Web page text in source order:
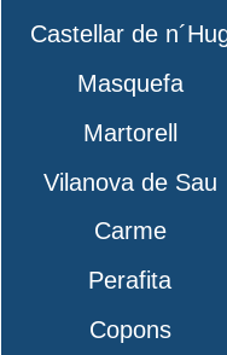
Castellar de
Masquefa
Martorell
Vilanova de Sau
Carme
Perafita
Copons